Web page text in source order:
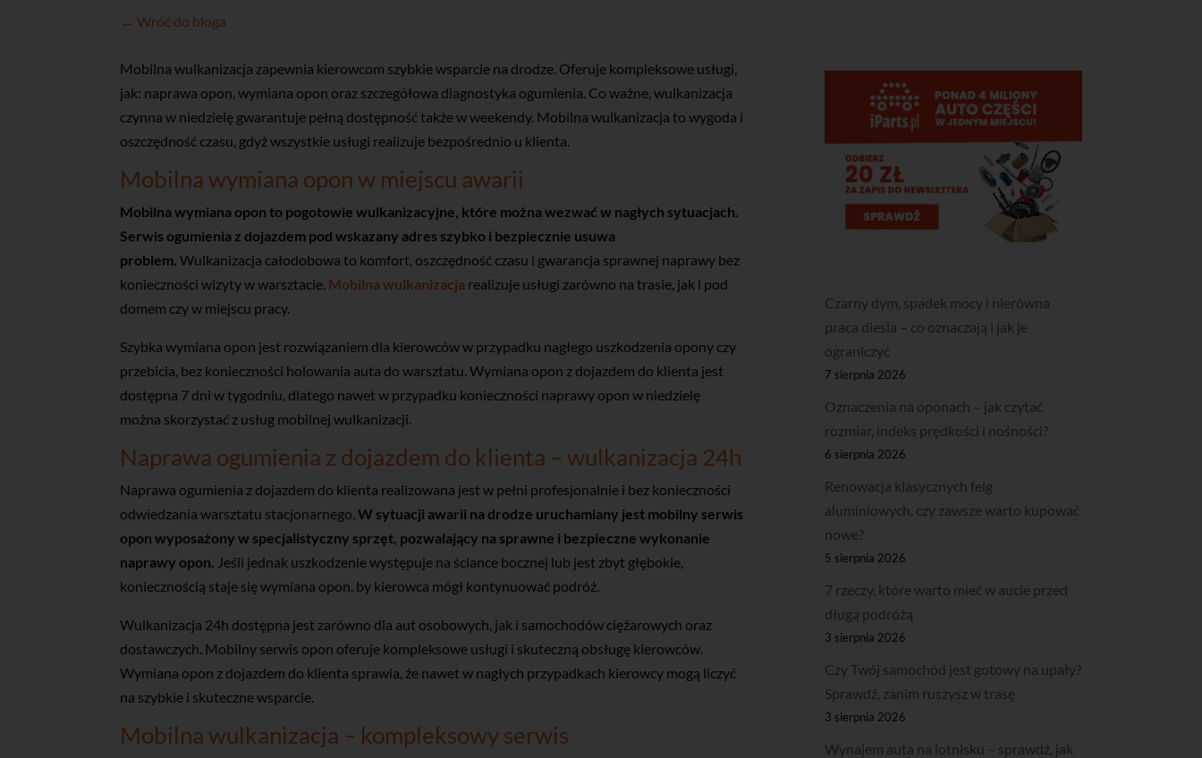
← Wróć do bloga
Mobilna wulkanizacja zapewnia kierowcom szybkie wsparcie na drodze. Oferuje kompleksowe usługi,
jak: naprawa opon, wymiana opon oraz szczegółowa diagnostyka ogumienia. Co ważne, wulkanizacja
czynna w niedzielę gwarantuje pełną dostępność także w weekendy. Mobilna wulkanizacja to wygoda i
oszczędność czasu, gdyż wszystkie usługi realizuje bezpośrednio u klienta.
Mobilna wymiana opon w miejscu awarii
Mobilna wymiana opon to pogotowie wulkanizacyjne, które można wezwać w nagłych sytuacjach.
Serwis ogumienia z dojazdem pod wskazany adres szybko i bezpiecznie usuwa
problem. Wulkanizacja całodobowa to komfort, oszczędność czasu i gwarancja sprawnej naprawy bez
konieczności wizyty w warsztacie. Mobilna wulkanizacja realizuje usługi zarówno na trasie, jak i pod
domem czy w miejscu pracy.
Szybka wymiana opon jest rozwiązaniem dla kierowców w przypadku nagłego uszkodzenia opony czy
przebicia, bez konieczności holowania auta do warsztatu. Wymiana opon z dojazdem do klienta jest
dostępna 7 dni w tygodniu, dlatego nawet w przypadku konieczności naprawy opon w niedzielę
można skorzystać z usług mobilnej wulkanizacji.
Naprawa ogumienia z dojazdem do klienta – wulkanizacja 24h
Naprawa ogumienia z dojazdem do klienta realizowana jest w pełni profesjonalnie i bez konieczności
odwiedzania warsztatu stacjonarnego.W sytuacji awarii na drodze uruchamiany jest mobilny serwis
opon wyposażony w specjalistyczny sprzęt, pozwalający na sprawne i bezpieczne wykonanie
naprawy opon. Jeśli jednak uszkodzenie występuje na ściance bocznej lub jest zbyt głębokie,
koniecznością staje się wymiana opon, by kierowca mógł kontynuować podróż.
Wulkanizacja 24h dostępna jest zarówno dla aut osobowych, jak i samochodów ciężarowych oraz
dostawczych. Mobilny serwis opon oferuje kompleksowe usługi i skuteczną obsługę kierowców.
Wymiana opon z dojazdem do klienta sprawia, że nawet w nagłych przypadkach kierowcy mogą liczyć
na szybkie i skuteczne wsparcie.
Mobilna wulkanizacja – kompleksowy serwis
Czarny dym, spadek mocy i nierówna
praca diesla – co oznaczają i jak je
ograniczyć
7 sierpnia 2026
Oznaczenia na oponach – jak czytać
rozmiar, indeks prędkości i nośności?
6 sierpnia 2026
Renowacja klasycznych felg
aluminiowych, czy zawsze warto kupować
nowe?
5 sierpnia 2026
7 rzeczy, które warto mieć w aucie przed
długą podróżą
3 sierpnia 2026
Czy Twój samochód jest gotowy na upały?
Sprawdź, zanim ruszysz w trasę
3 sierpnia 2026
Wynajem auta na lotnisku – sprawdź, jak